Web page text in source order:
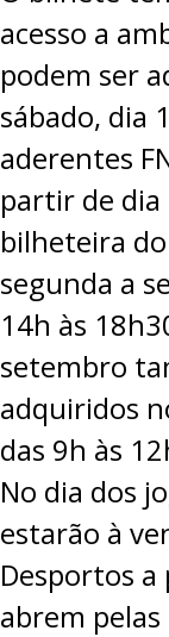
acesso a
podem ser
sábado, dia
aderentes
partir de dia
bilheteira
segunda a
14h às
setembro
adquiridos
das 9h às
No dia dos
estarão à
Desportos
abrem